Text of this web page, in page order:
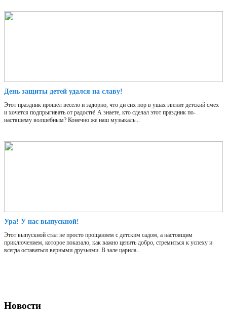
День защиты детей удался на славу!
Этот праздник прошёл весело и задорно, что ди сих пор в ушах звенит детский смех
и хочется подпрыгивать от радости! А знаете, кто сделал этот праздник по-
настящему волшебным? Конечно же наш музыкаль...
Ура! У нас выпускной!
Этот выпускной стал не просто прощанием с детским садом, а настоящим
приключением, которое показало, как важно ценить добро, стремиться к успеху и
всегда оставаться верными друзьями. В зале царила...
Новости